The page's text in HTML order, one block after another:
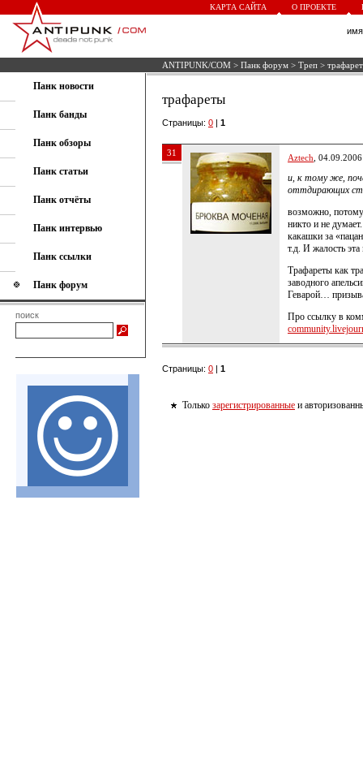
КАРТА САЙТА О ПРОЕКТЕ
ANTIPUNK/COM > Панк форум > Треп >
Панк новости
Панк банды
Панк обзоры
Панк статьи
Панк отчёты
Панк интервью
Панк ссылки
Панк форум
поиск
трафареты
Страницы: 0 | 1
31 Aztech ,
и, к тому же,
оттдирающих
возможно,
никто и не
какашки за
т.д. И жалость
Трафареты как
заводного
Геварой…
Про ссылку в
Страницы: 0 | 1
Только зарегистрированные и